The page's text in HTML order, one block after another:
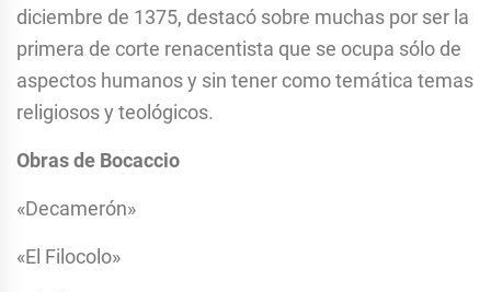
diciembre de 1375, destacó sobre muchas por ser la
primera de corte renacentista que se ocupa sólo de
aspectos humanos y sin tener como temática temas
religiosos y teológicos.
Obras de Bocaccio
«Decamerón»
«El Filocolo»